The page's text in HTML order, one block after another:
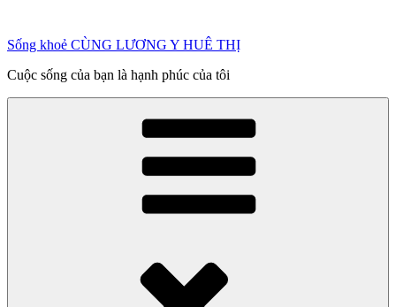
phần
dung
Sống khoẻ CÙNG LƯƠNG Y HUÊ THỊ
Cuộc sống của bạn là hạnh phúc của tôi